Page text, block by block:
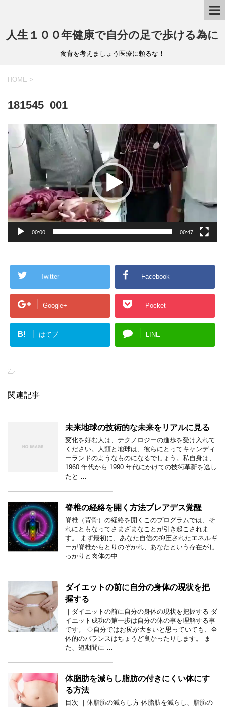
人生１００年健康で自分の足で歩ける為に
食育を考えましょう医療に頼るな！
HOME >
181545_001
画
プ
レ
ー
ヤ
ー
00:00 00:47
Twitter Facebook
Google+ Pocket
B! はてブ LINE
-
関連記事
未来地球の技術的な未来をリアルに見る
変化を好む人は、テクノロジーの進歩を受け入れて
ください。人類と地球は、彼らにとってキャンディ
ーランドのようなものになるでしょう。私自身は、
1960 年代から 1990 年代にかけての技術革新を逃し
たと …
脊椎の経絡を開く方法プレアデス覚醒
脊椎（背骨）の経絡を開くこのプログラムでは、そ
れにともなってさまざまなことが引き起こされま
す。 まず最初に、あなた自信の抑圧されたエネルギ
ーが脊椎からとりのぞかれ、あなたという存在がし
っかりと肉体の中 …
ダイエットの前に自分の身体の現状を把
握する
｜ダイエットの前に自分の身体の現状を把握する ダ
イエット成功の第一歩は自分の体の事を理解する事
です。 ◇自分ではお尻が大きいと思っていても、全
体的のバランスはちょうど良かったりします。 ま
た、短期間に …
体脂肪を減らし脂肪の付きにくい体にす
る方法
目次 ｜体脂肪の減らし方 体脂肪を減らし、脂肪の